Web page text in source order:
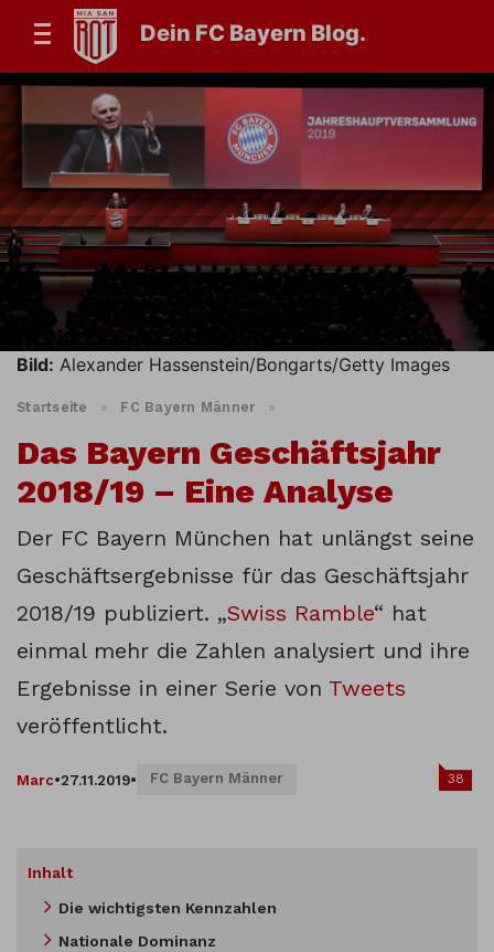
Dein FC Bayern Blog.
Bild: Alexander Hassenstein/Bongarts/Getty Images
Startseite » FC Bayern Männer »
Das Bayern Geschäftsjahr
2018/19 – Eine Analyse
Der FC Bayern München hat unlängst seine
Geschäftsergebnisse für das Geschäftsjahr
2018/19 publiziert. „Swiss Ramble“ hat
einmal mehr die Zahlen analysiert und ihre
Ergebnisse in einer Serie von Tweets
veröffentlicht.
Marc•27.11.2019• FC Bayern Männer 38
Inhalt
Die wichtigsten Kennzahlen
Nationale Dominanz